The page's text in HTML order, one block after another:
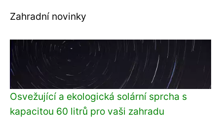
Zahradní novinky
Osvežující a ekologická solární sprcha s
kapacitou 60 litrů pro vaši zahradu